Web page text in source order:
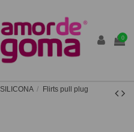
0
SILICONA
Flirts pull plug